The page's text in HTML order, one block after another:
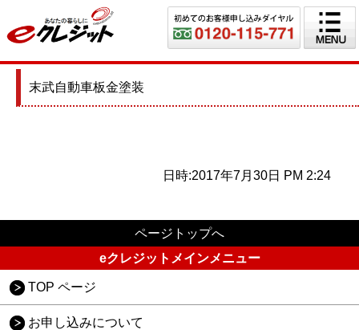
末武自動車板金塗装
日時:2017年7月30日 PM 2:24
ページトップへ
eクレジットメインメニュー
TOP ページ
お申し込みについて